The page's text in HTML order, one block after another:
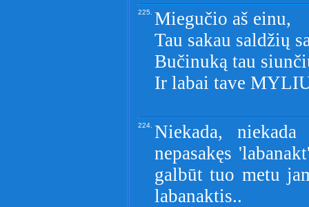
225. Miegučio aš einu,
Tau sakau saldžių
Bučinuką tau
Ir labai tave
224. Niekada,
nepasakęs
galbūt tuo metu
labanaktis..